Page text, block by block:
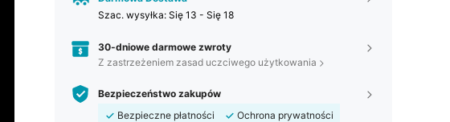
Szac. wysyłka: Się 13 - Się 18
30-dniowe darmowe zwroty
Z zastrzeżeniem zasad uczciwego użytkowania
Bezpieczeństwo zakupów
Bezpieczne płatności
Ochrona prywatności